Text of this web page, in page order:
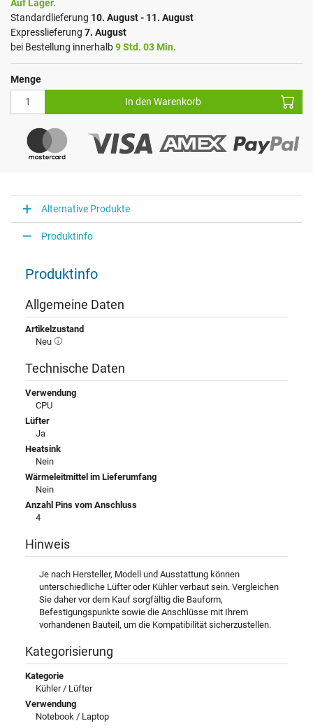
Auf Lager.
Standardlieferung 10. August - 11. August
Expresslieferung 7. August
bei Bestellung innerhalb9 Std. 03 Min.
Menge
In den Warenkorb
Alternative Produkte
Produktinfo
Produktinfo
Allgemeine Daten
Artikelzustand
Neu
Technische Daten
Verwendung
CPU
Lüfter
Ja
Heatsink
Nein
Wärmeleitmittel im Lieferumfang
Nein
Anzahl Pins vom Anschluss
4
Hinweis
Je nach Hersteller, Modell und Ausstattung können
unterschiedliche Lüfter oder Kühler verbaut sein. Vergleichen
Sie daher vor dem Kauf sorgfältig die Bauform,
Befestigungspunkte sowie die Anschlüsse mit Ihrem
vorhandenen Bauteil, um die Kompatibilität sicherzustellen.
Kategorisierung
Kategorie
Kühler / Lüfter
Verwendung
Notebook / Laptop